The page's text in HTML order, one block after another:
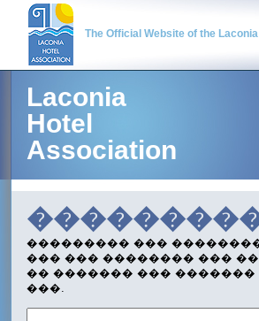
The Official Website of the
Laconia
Hotel
Association
��������� ���
��� ��� �������� ���
�� ������� ��� �������
���.